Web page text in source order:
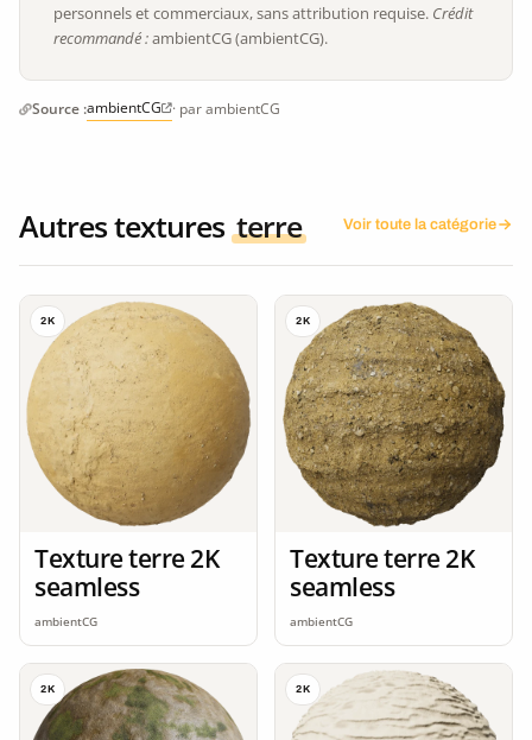
personnels et commerciaux, sans attribution requise. Crédit
recommandé :ambientCG (ambientCG).
Source :ambientCG · par ambientCG
Autres textures terre Voir toute la catégorie
2K
Texture terre 2K
seamless
ambientCG
2K
Texture terre 2K
seamless
ambientCG
2K 2K